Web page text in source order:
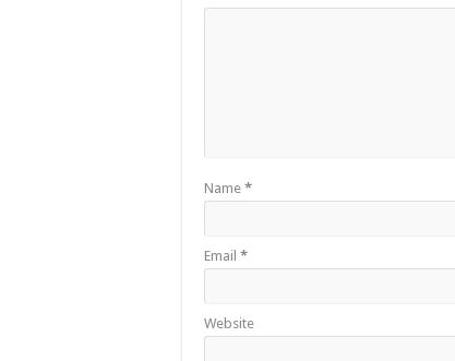
Name *
Email *
Website